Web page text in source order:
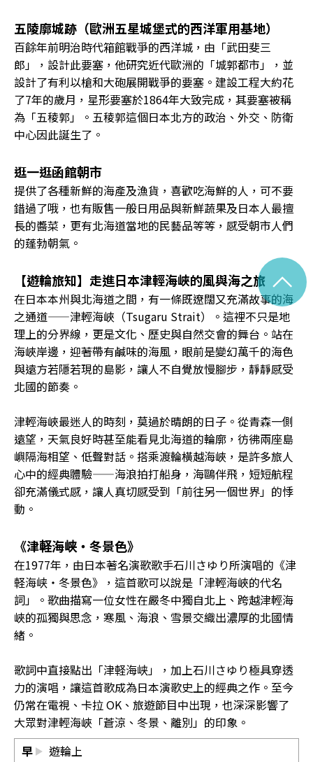
五陵廓城跡（歐洲五星城堡式的西洋軍用基地）
百餘年前明治時代箱館戰爭的西洋城，由「武田斐三
郎」，設計此要塞，他研究近代歐洲的「城郭都市」，並
設計了有利以槍和大砲展開戰爭的要塞。建設工程大約花
了7年的歲月，星形要塞於1864年大致完成，其要塞被稱
為「五稜郭」。五稜郭這個日本北方的政治、外交、防衛
中心因此誕生了。
逛一逛函館朝市
提供了各種新鮮的海產及漁貨，喜歡吃海鮮的人，可不要
錯過了哦，也有販售一般日用品與新鮮蔬果及日本人最擅
長的醬菜，更有北海道當地的民藝品等等，感受朝市人們
的蓬勃朝氣。
【遊輪旅知】走進日本津輕海峽的風與海之旅
在日本本州與北海道之間，有一條既遼闊又充滿故事的海
之通道——津輕海峽（Tsugaru Strait）。這裡不只是地
理上的分界線，更是文化、歷史與自然交會的舞台。站在
海峽岸邊，迎著帶有鹹味的海風，眼前是變幻萬千的海色
與遠方若隱若現的島影，讓人不自覺放慢腳步，靜靜感受
北國的節奏。
津輕海峽最迷人的時刻，莫過於晴朗的日子。從青森一側
遠望，天氣良好時甚至能看見北海道的輪廓，彷彿兩座島
嶼隔海相望、低聲對話。搭乘渡輪橫越海峽，是許多旅人
心中的經典體驗——海浪拍打船身，海鷗伴飛，短短航程
卻充滿儀式感，讓人真切感受到「前往另一個世界」的悸
動。
《津軽海峡・冬景色》
在1977年，由日本著名演歌歌手石川さゆり所演唱的《津
軽海峡・冬景色》，這首歌可以說是「津輕海峽的代名
詞」。歌曲描寫一位女性在嚴冬中獨自北上、跨越津輕海
峽的孤獨與思念，寒風、海浪、雪景交織出濃厚的北國情
緒。
歌詞中直接點出「津軽海峡」，加上石川さゆり極具穿透
力的演唱，讓這首歌成為日本演歌史上的經典之作。至今
仍常在電視、卡拉 OK、旅遊節目中出現，也深深影響了
大眾對津輕海峽「蒼涼、冬景、離別」的印象。
早
遊輪上
^